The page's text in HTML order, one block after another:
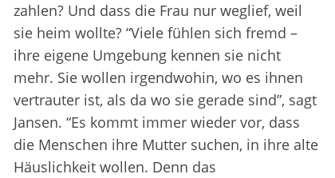
zahlen? Und dass die Frau nur weglief, weil
sie heim wollte? “Viele fühlen sich fremd –
ihre eigene Umgebung kennen sie nicht
mehr. Sie wollen irgendwohin, wo es ihnen
vertrauter ist, als da wo sie gerade sind”, sagt
Jansen. “Es kommt immer wieder vor, dass
die Menschen ihre Mutter suchen, in ihre alte
Häuslichkeit wollen. Denn das